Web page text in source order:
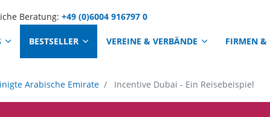
Beratung: +49 (0)6004 916797 0
BESTSELLER VEREINE & VERBÄNDE FIRMEN &
Arabische Emirate Incentive Dubai - Ein Reisebeispiel